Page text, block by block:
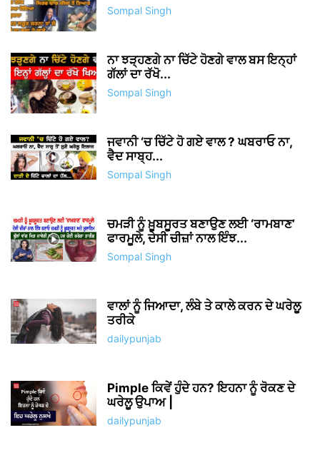
Sompal Singh
ਨਾ ਝੜ੍ਹਣਗੇ ਨਾ ਚਿੱਟੇ ਹੋਣਗੇ ਵਾਲ ਬਸ ਇਨ੍ਹਾਂ
ਗੱਲਾਂ ਦਾ ਰੱਖੋ...
Sompal Singh
ਜਵਾਨੀ ‘ਚ ਚਿੱਟੇ ਹੋ ਗਏ ਵਾਲ ? ਘਬਰਾਓ ਨਾ,
ਵੈਦ ਸਾਬ੍ਹ...
Sompal Singh
ਚਮੜੀ ਨੂੰ ਖ਼ੂਬਸੂਰਤ ਬਣਾਉਣ ਲਈ ‘ਰਾਮਬਾਣ’
ਫਾਰਮੂਲੇ, ਦੇਸੀ ਚੀਜ਼ਾਂ ਨਾਲ ਇੰਝ...
Sompal Singh
ਵਾਲਾਂ ਨੂੰ ਜਿਆਦਾ, ਲੰਬੇ ਤੇ ਕਾਲੇ ਕਰਨ ਦੇ ਘਰੇਲੂ
ਤਰੀਕੇ
dailypunjab
Pimple ਕਿਵੇਂ ਹੁੰਦੇ ਹਨ? ਇਹਨਾ ਨੂੰ ਰੋਕਣ ਦੇ
ਘਰੇਲੂ ਉਪਾਅ |
dailypunjab